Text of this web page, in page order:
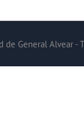
de General Alvear -